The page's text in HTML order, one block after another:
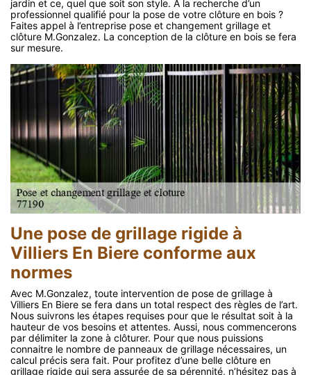
jardin et ce, quel que soit son style. A la recherche d’un
professionnel qualifié pour la pose de votre clôture en bois ?
Faites appel à l’entreprise pose et changement grillage et
clôture M.Gonzalez. La conception de la clôture en bois se fera
sur mesure.
Une pose de grillage rigide à
Villiers En Biere conforme aux
normes
Avec M.Gonzalez, toute intervention de pose de grillage à
Villiers En Biere se fera dans un total respect des règles de l’art.
Nous suivrons les étapes requises pour que le résultat soit à la
hauteur de vos besoins et attentes. Aussi, nous commencerons
par délimiter la zone à clôturer. Pour que nous puissions
connaitre le nombre de panneaux de grillage nécessaires, un
calcul précis sera fait. Pour profitez d’une belle clôture en
grillage rigide qui sera assurée de sa pérennité, n’hésitez pas à